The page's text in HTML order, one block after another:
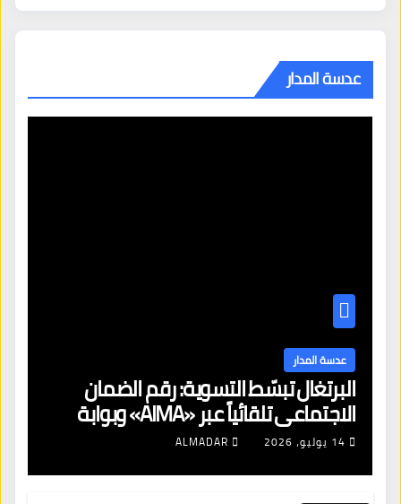
عدسة المدار
عدسة المدار
البرتغال تبسّط التسوية: رقم الضمان
الاجتماعي تلقائياً عبر «AIMA» وبوابة
جديدة لتجديد الإقامات
14 يوليو، 2026 ALMADAR